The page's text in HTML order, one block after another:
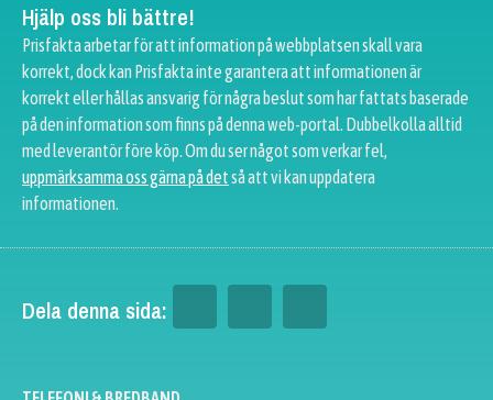
Hjälp oss bli bättre!
Prisfakta arbetar för att information på webbplatsen skall vara
korrekt, dock kan Prisfakta inte garantera att informationen är
korrekt eller hållas ansvarig för några beslut som har fattats baserade
på den information som finns på denna web-portal. Dubbelkolla alltid
med leverantör före köp. Om du ser något som verkar fel,
uppmärksamma oss gärna på detså att vi kan uppdatera
informationen.
Dela denna sida: